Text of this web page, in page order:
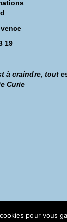
19
à craindre, tout
Curie
pour vous